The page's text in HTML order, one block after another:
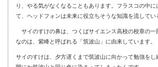
り、やる気がなくなることもあります。フラスコの中
て、ヘッドフォンは未来に役立ちそうな知識を流してい
サイのすけの鼻は、つくばサイエンス高校の校章の一
なのは、紫峰と呼ばれる「筑波山」に由来しています。
サイのすけは、夕方遅くまで筑波山に向かって勉強を